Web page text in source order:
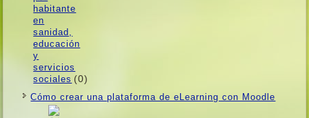
(0)
Cómo crear una plataforma de eLearning con Moodle